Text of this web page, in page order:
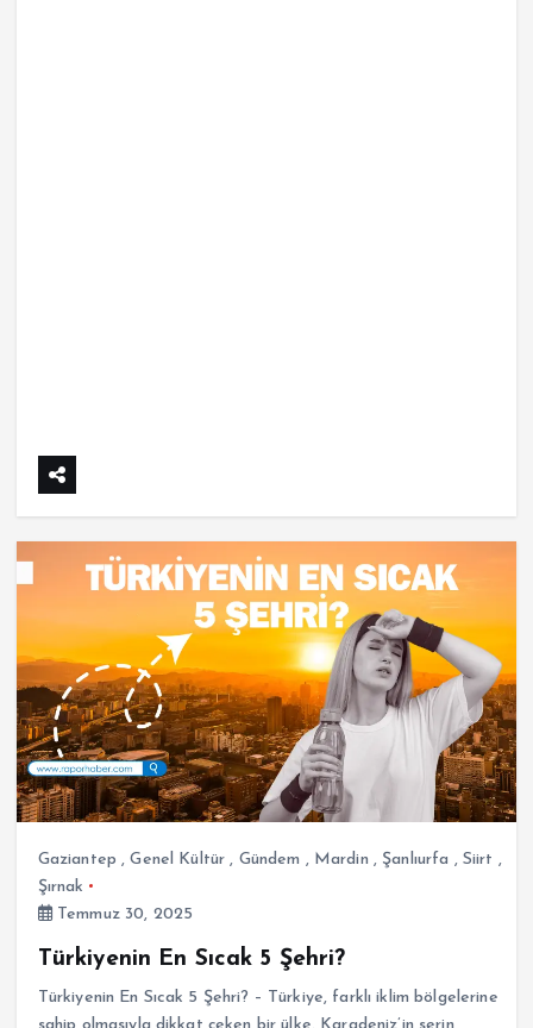
Gaziantep ,Genel Kültür , Gündem , Mardin , Şanlıurfa , Siirt ,
Şırnak
Temmuz 30, 2025
Türkiyenin En Sıcak 5 Şehri?
Türkiyenin En Sıcak 5 Şehri? – Türkiye, farklı iklim bölgelerine